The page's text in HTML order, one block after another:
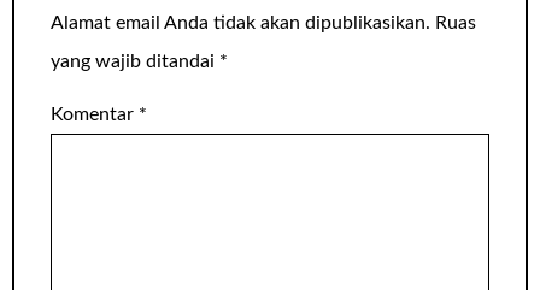
Alamat email Anda tidak akan dipublikasikan. Ruas
yang wajib ditandai *
Komentar *